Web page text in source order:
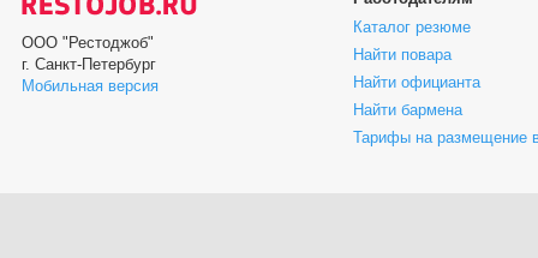
ООО "Рестоджоб"
г. Санкт-Петербург
Мобильная версия
Каталог резюме
Найти повара
Найти официанта
Найти бармена
Тарифы на размещение